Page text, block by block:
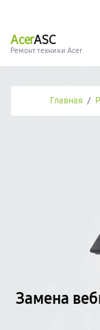
AcerASC
Ремонт техники Acer
Главная /
Замена